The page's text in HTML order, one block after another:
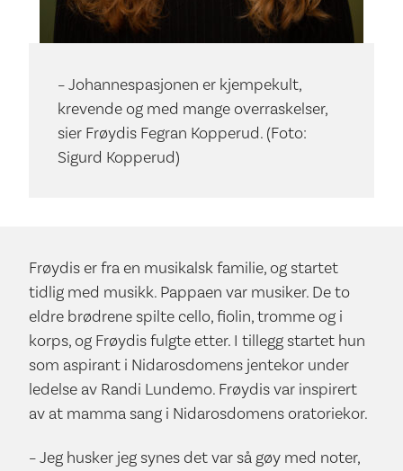
– Johannespasjonen er kjempekult,
krevende og med mange overraskelser,
sier Frøydis Fegran Kopperud. (Foto:
Sigurd Kopperud)
Frøydis er fra en musikalsk familie, og startet
tidlig med musikk. Pappaen var musiker. De to
eldre brødrene spilte cello, fiolin, tromme og i
korps, og Frøydis fulgte etter. I tillegg startet hun
som aspirant i Nidarosdomens jentekor under
ledelse av Randi Lundemo. Frøydis var inspirert
av at mamma sang i Nidarosdomens oratoriekor.
– Jeg husker jeg synes det var så gøy med noter,